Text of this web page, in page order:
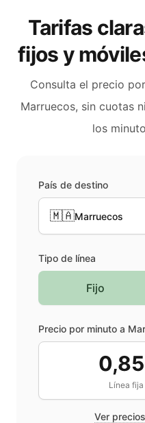
Tarifas
fijos y
Consulta el precio
Marruecos, sin cuotas
los
País de destino
🇲🇦Marruecos
Tipo de línea
Fijo
Precio por minuto a
Línea fija
Ver